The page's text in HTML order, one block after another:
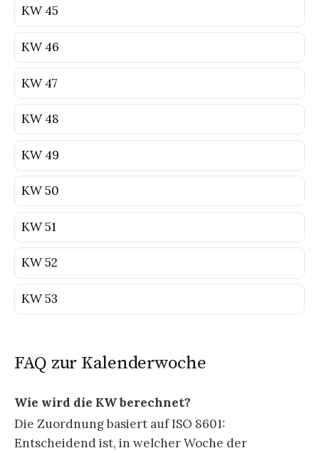
KW 45
KW 46
KW 47
KW 48
KW 49
KW 50
KW 51
KW 52
KW 53
FAQ zur Kalenderwoche
Wie wird die KW berechnet?
Die Zuordnung basiert auf ISO 8601:
Entscheidend ist, in welcher Woche der